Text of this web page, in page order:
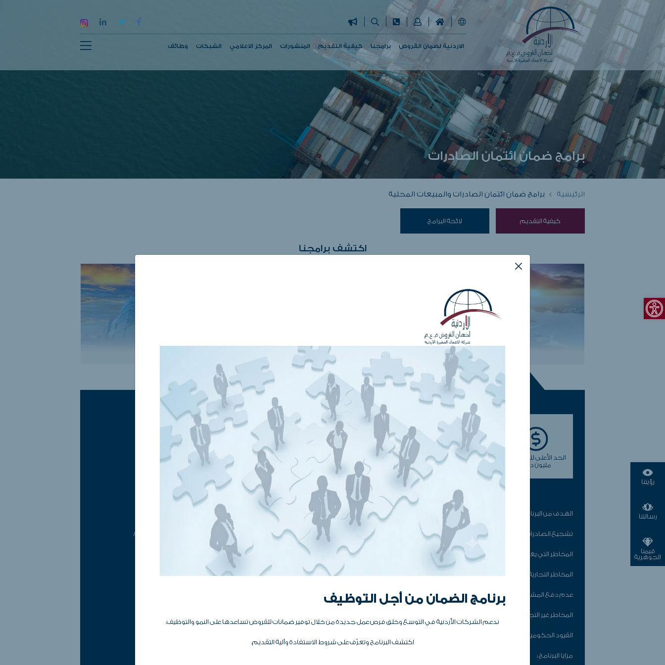
Open toolbar
الاردنية لضمان القروض برامجنا كيفية التقديم المنشورات المركز الاعلامي الشبكات وظائف
برامج ضمان ائتمان الصادرات
الرئيسية برامج ضمان ائتمان الصادرات والمبيعات المحلية
كيفية التقديم لائحة البرامج
اكتشف برامجنا
ضمان ائتمان الصادرات
مليون دولار
الحد الأعلى لفترة
السداد 6 أشهر
نسبة تغطية الضمان
90%
الهدف من البرنامج:
تشجيع الصادرات الاردنية ودعم المنتجات الوطنية من خلال تقديم الضمان ضد مخاطر عدم دفع المشترين لأثمان البضائع والناتجة عن المخاطر التجارية وغير التجارية.
المخاطر التي يغطيها الضمان:
المخاطر التجارية :
عدم دفع المشتري لأثمان البضائع، إفلاس المشتري، رفض استلام البضاعة المشحونة .
المخاطر غير التجارية :
القيود الحكومية على تحويل العملات، أي إجراءات أو قرارات حكومية تعيق استلام المشتري للبضائع، الحروب والاضطرابات الأهلية.
مزايا البرنامج :
رؤيتنا
رسالتنا
قيمنا
الجوهرية
برنامج الضمان من أجل التوظيف
ندعم الشركات الأردنية في التوسع وخلق فرص عمل جديدة من خلال توفير ضمانات للقروض تساعدها على النمو والتوظيف.
اكتشف البرنامج وتعرّف على شروط الاستفادة وآلية التقديم.